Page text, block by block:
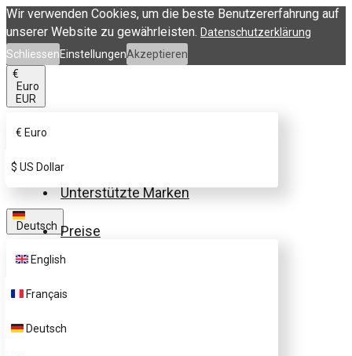
Wir verwenden Cookies, um die beste Benutzererfahrung auf
unserer Website zu gewährleisten. Datenschutzerklärung
SchliessenEinstellungenAkzeptieren
€
Euro
EUR
€ Euro
$ US Dollar
Deutsch
English
Français
Deutsch
Unterstützte Marken
Preise